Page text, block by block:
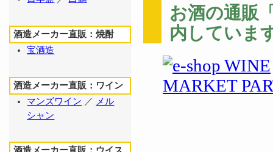
お酒の通販
内していま
酒造メーカー直販：焼酎
宝酒造
酒造メーカー直販：ワイン
マンズワイン ／
メル
シャン